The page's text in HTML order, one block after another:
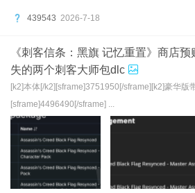
439543 2026-7-18
《刺客信条：黑旗 记忆重置》商店
失的两个刺客大师包dlc
[k2]本体[/k2][sframe]3751950[/sframe][k2]豪华版
[sframe]4496490[/sframe] ...